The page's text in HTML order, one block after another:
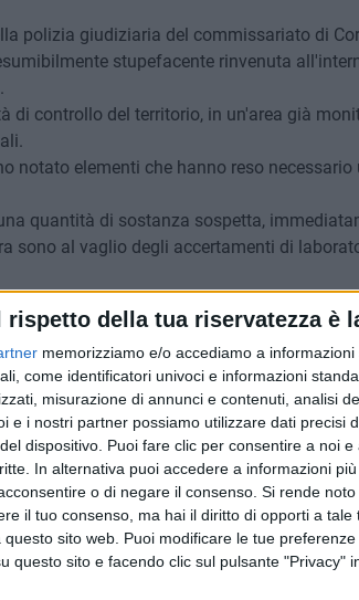
rispetto della tua riservatezza è
memorizziamo e/o accediamo a
come identificatori univoci e informazioni
misurazione di annunci e contenuti, analisi
e i nostri partner possiamo utilizzare dati precisi
dispositivo. Puoi fare clic per consentire a noi
In alternativa puoi accedere a informazioni
o di negare il consenso. Si rende
il tuo consenso, ma hai il diritto di opporti a
sito web. Puoi modificare le tue
questo sito e facendo clic sul pulsante "Privacy"
polizia giudiziaria del commissariato di
stupefacente rinvenuta
di controllo del territorio, in un'area già
notato elementi che hanno reso necessario
quantità di sostanza sospetta,
sono al vaglio degli accertamenti di
della sostanza e individuare
di prevenzione e contrasto allo spaccio
a mantenere alta l'attenzione grazie
al 14
7 AGOSTO 2026
Uomo fermato in via
intervento lampo
borghese